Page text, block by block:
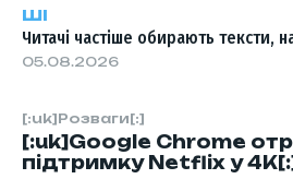
[:uk]Розваги[:]
[:uk]Google Chrome
підтримку Netflix у 4K[:]
ШІ
Читачі частіше обирають тексти,
05.08.2026